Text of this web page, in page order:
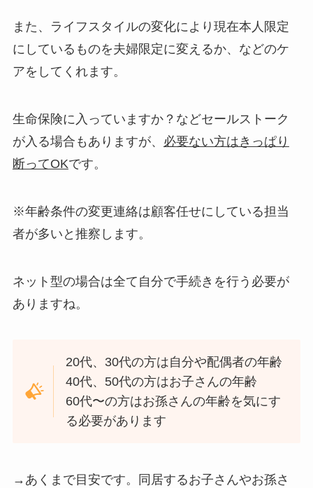
また、ライフスタイルの変化により現在本人限定
にしているものを夫婦限定に変えるか、などのケ
アをしてくれます。
生命保険に入っていますか？などセールストーク
が入る場合もありますが、 必要ない方はきっぱり
断ってOKです。
※年齢条件の変更連絡は顧客任せにしている担当
者が多いと推察します。
ネット型の場合は全て自分で手続きを行う必要が
ありますね。
20代、30代の方は自分や配偶者の年齢
40代、50代の方はお子さんの年齢
60代〜の方はお孫さんの年齢を気にす
る必要があります
→あくまで目安です。同居するお子さんやお孫さ